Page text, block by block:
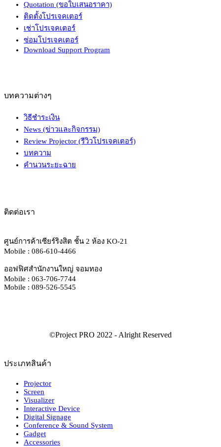
Quotation (ขอใบเสนอราคา)
ติดตั้งโปรเจคเตอร์
เช่าโปรเจคเตอร์
ซ่อมโปรเจคเตอร์
Download Support Program
บทความต่างๆ
วิธีชำระเงิน
News (ข่าวและกิจกรรม)
Review Projector (รีวิวโปรเจคเตอร์)
บทความ
คำนวนระยะฉาย
ติดต่อเรา
ศูนย์การค้าเซียร์ริงสิต ชั้น 2 ห้อง KO-21
Mobile : 086-610-4466
ออฟฟิศสำนักงานใหญ่ จอมทอง
Mobile : 063-706-7744
Mobile : 089-526-5545
ประเภทสินค้า
Projector
Screen
Visualizer
Interactive Device
Digital Signage
Conference & Sound System
Gadget
Accessories